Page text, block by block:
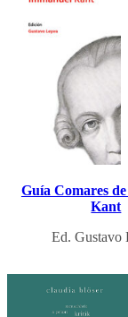
Guía Comares
Kant
Ed. Gustavo